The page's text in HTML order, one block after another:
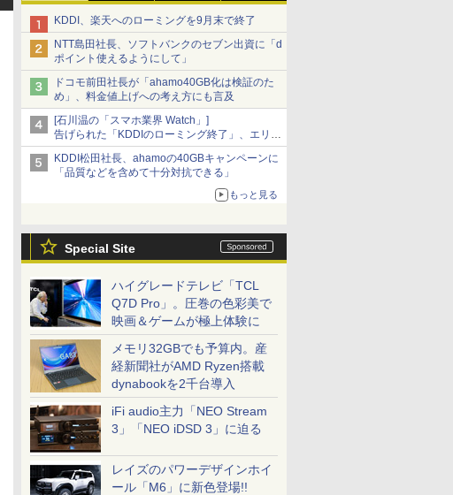
KDDI、楽天へのローミングを9月末で終了
NTT島田社長、ソフトバンクのセブン出資に「d
ポイント使えるようにして」
ドコモ前田社長が「ahamo40GB化は検証のた
め」、料金値上げへの考え方にも言及
[石川温の「スマホ業界 Watch」]
告げられた「KDDIのローミング終了」、エリア
マップの落とし穴と楽天モバイルの課題
KDDI松田社長、ahamoの40GBキャンペーンに
「品質などを含めて十分対抗できる」
もっと見る
Special Site
ハイグレードテレビ「TCL
Q7D Pro」。圧巻の色彩美で
映画＆ゲームが極上体験に
メモリ32GBでも予算内。産
経新聞社がAMD Ryzen搭載
dynabookを2千台導入
iFi audio主力「NEO Stream
3」「NEO iDSD 3」に迫る
レイズのパワーデザインホイ
ール「M6」に新色登場!!